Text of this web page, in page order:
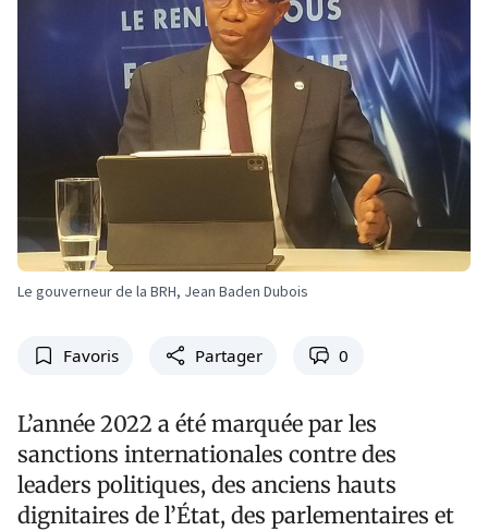
Le gouverneur de la BRH, Jean Baden Dubois
Favoris Partager 0
L’année 2022 a été marquée par les
sanctions internationales contre des
leaders politiques, des anciens hauts
dignitaires de l’État, des parlementaires et